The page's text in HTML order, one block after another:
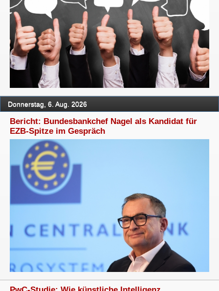
Donnerstag, 6. Aug. 2026
Bericht: Bundesbankchef Nagel als Kandidat für
EZB-Spitze im Gespräch